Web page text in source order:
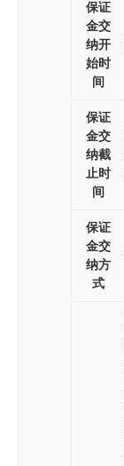
保证
金交
纳开
始时
间
保证
金交
纳截
止时
间
保证
金交
纳方
式